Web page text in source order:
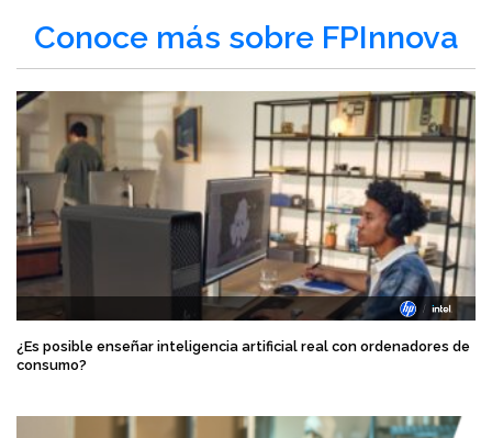
Conoce más sobre FPInnova
¿Es posible enseñar inteligencia artificial real con ordenadores de
consumo?